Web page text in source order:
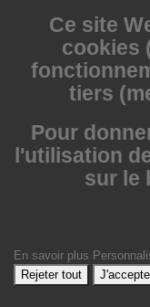
Ce site
cookies
tiers
Pour
l'utilisation
sur le
En savoir plus
Rejeter tout
J'accepte